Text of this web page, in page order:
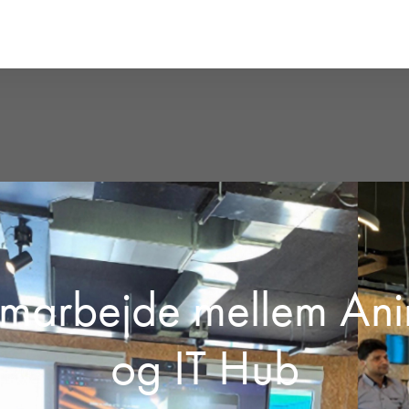
mellem
og IT Hub